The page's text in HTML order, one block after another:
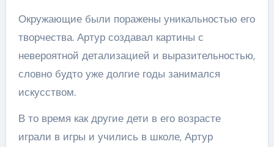
Окружающие были поражены уникальностью его
творчества. Артур создавал картины с
невероятной детализацией и выразительностью,
словно будто уже долгие годы занимался
искусством.
В то время как другие дети в его возрасте
играли в игры и учились в школе, Артур